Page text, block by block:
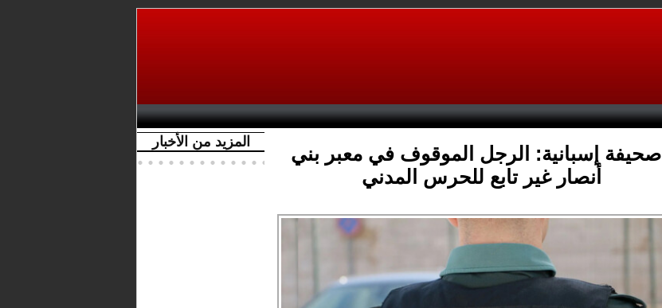
المزيد من الأخبار
صحيفة إسبانية: الرجل الموقوف في معبر بني
أنصار غير تابع للحرس المدني